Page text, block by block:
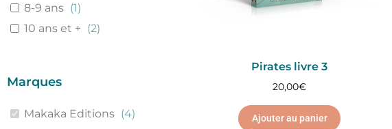
8-9 ans (1)
10 ans et + (2)
Marques
Makaka Editions (4)
Pirates livre 3
20,00€
Ajouter au panier